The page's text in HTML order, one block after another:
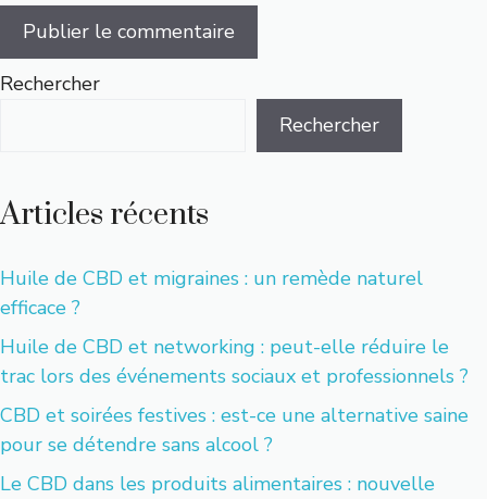
Rechercher
Rechercher
Articles récents
Huile de CBD et migraines : un remède naturel
efficace ?
Huile de CBD et networking : peut-elle réduire le
trac lors des événements sociaux et professionnels ?
CBD et soirées festives : est-ce une alternative saine
pour se détendre sans alcool ?
Le CBD dans les produits alimentaires : nouvelle